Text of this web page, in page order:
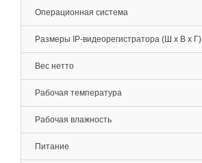
Операционная система
Размеры IP-видеорегистратора (Ш х В х Г)
Вес нетто
Рабочая температура
Рабочая влажность
Питание